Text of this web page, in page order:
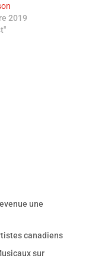
2019
une
canadiens
sur